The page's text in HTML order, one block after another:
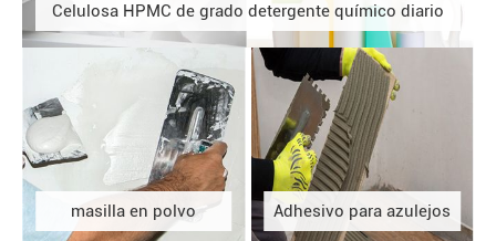
Celulosa HPMC de grado detergente químico diario
masilla en polvo Adhesivo para azulejos